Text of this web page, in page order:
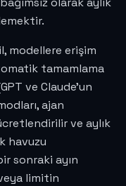
modellere erişim
tamamlama
ve Claude'un
ajan
ve aylık
havuzu
sonraki ayın
limitin